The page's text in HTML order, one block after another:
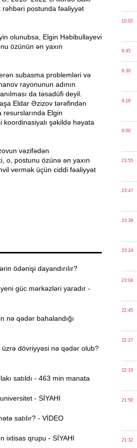
rəhbəri postunda fəaliyyət
olunubsa, Elgin Həbibullayevi
özünün ən yaxın
subasma problemləri və
rayonunun adının
da təsadüfi deyil.
Eldar Əzizov tərəfindən
Elgin
koordinasiyalı şəkildə həyata
vəzifədən
o, postunu özünə ən yaxın
vermək üçün ciddi fəaliyyət
ödənişi dayandırılır?
güc mərkəzləri yaradır -
nə qədər bahalandığı
dövriyyəsi nə qədər olub?
satıldı - 463 min manata
- SİYAHI
satılır? - VİDEO
ixtisas qrupu - SİYAHI
10:02
9:45
9:30
9:16
9:00
23:55
23:47
23:39
23:24
23:04
22:45
22:27
22:10
21:50
21:32